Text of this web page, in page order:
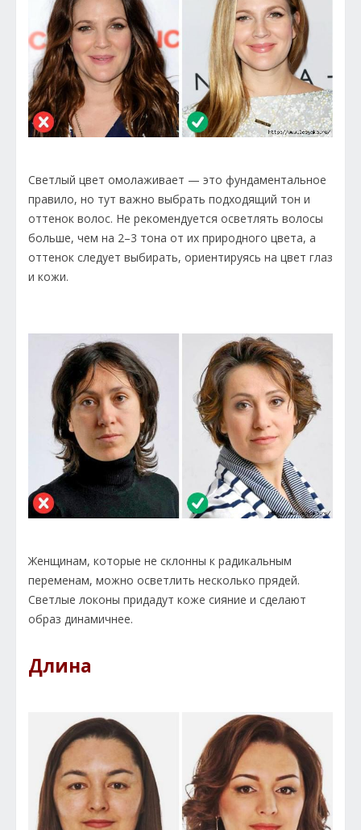
Светлый цвет омолаживает — это фундаментальное
правило, но тут важно выбрать подходящий тон и
оттенок волос. Не рекомендуется осветлять волосы
больше, чем на 2–3 тона от их природного цвета, а
оттенок следует выбирать, ориентируясь на цвет глаз
и кожи.
Женщинам, которые не склонны к радикальным
переменам, можно осветлить несколько прядей.
Светлые локоны придадут коже сияние и сделают
образ динамичнее.
Длина